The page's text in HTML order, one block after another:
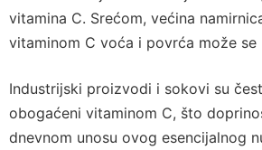
vitamina C. Srećom, većina
vitaminom C voća i povrća može se
Industrijski proizvodi i sokovi su
obogaćeni vitaminom C, što
dnevnom unosu ovog esencijalnog